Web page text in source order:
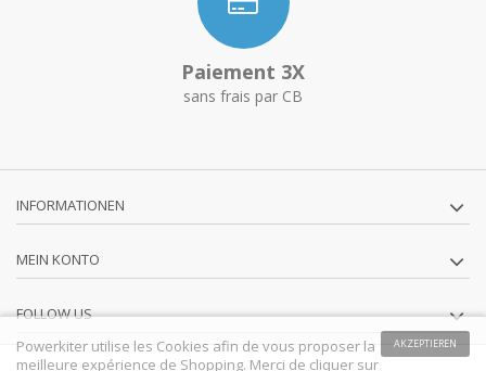
Paiement 3X
sans frais par CB
INFORMATIONEN
MEIN KONTO
FOLLOW US
AKZEPTIEREN
Powerkiter utilise les Cookies afin de vous proposer la
meilleure expérience de Shopping. Merci de cliquer sur